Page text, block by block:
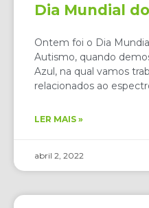
Dia Mundial
Ontem foi o Dia
Autismo, quando
Azul, na qual vamos
relacionados ao
LER MAIS »
abril 2, 2022